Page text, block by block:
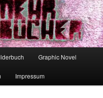
Graphic Novel
Impressum